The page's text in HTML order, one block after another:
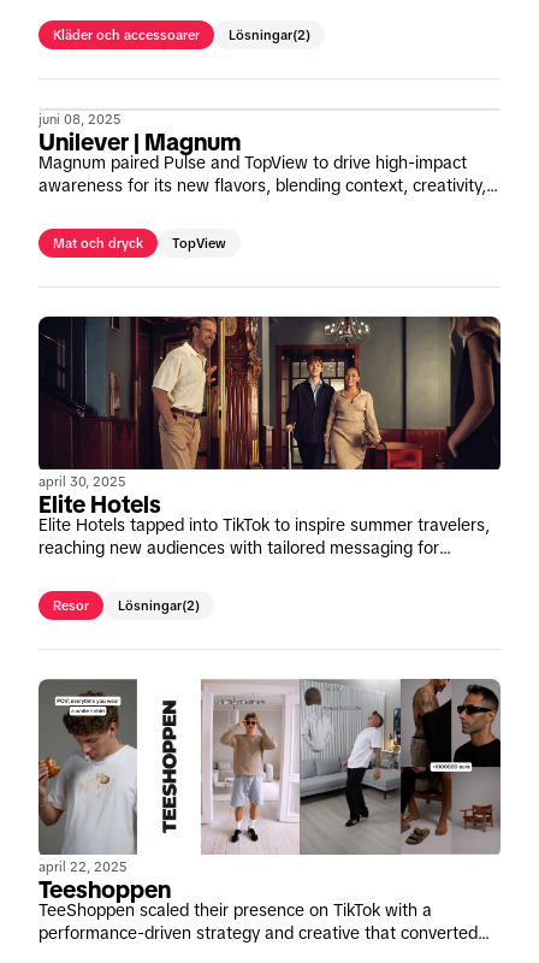
Kläder och accessoarer Lösningar(2)
juni 08, 2025
Unilever | Magnum
Magnum paired Pulse and TopView to drive high-impact
awareness for its new flavors, blending context, creativity,
Mat och dryck TopView
april 30, 2025
Elite Hotels
Elite Hotels tapped into TikTok to inspire summer travelers,
reaching new audiences with tailored messaging for
across the funnel.
Resor Lösningar(2)
april 22, 2025
Teeshoppen
TeeShoppen scaled their presence on TikTok with a
performance-driven strategy and creative that converted—